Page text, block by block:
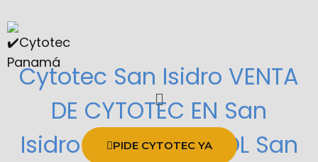
PIDE CYTOTEC YA
Cytotec San Isidro VENTA
DE CYTOTEC EN San
Isidro | MISOPROSTOL San